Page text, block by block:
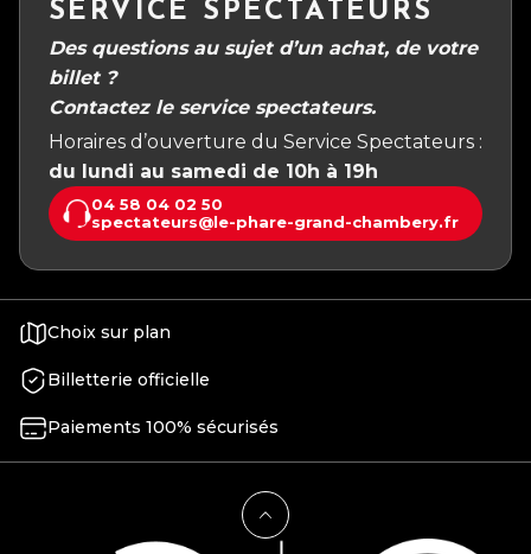
SERVICE SPECTATEURS
Des questions au sujet d’un achat, de votre
billet ?
Contactez le service spectateurs.
Horaires d’ouverture du Service Spectateurs :
du lundi au samedi de 10h à 19h
04 58 04 02 50
spectateurs@le-phare-grand-chambery.fr
Choix sur plan
Billetterie officielle
Paiements 100% sécurisés